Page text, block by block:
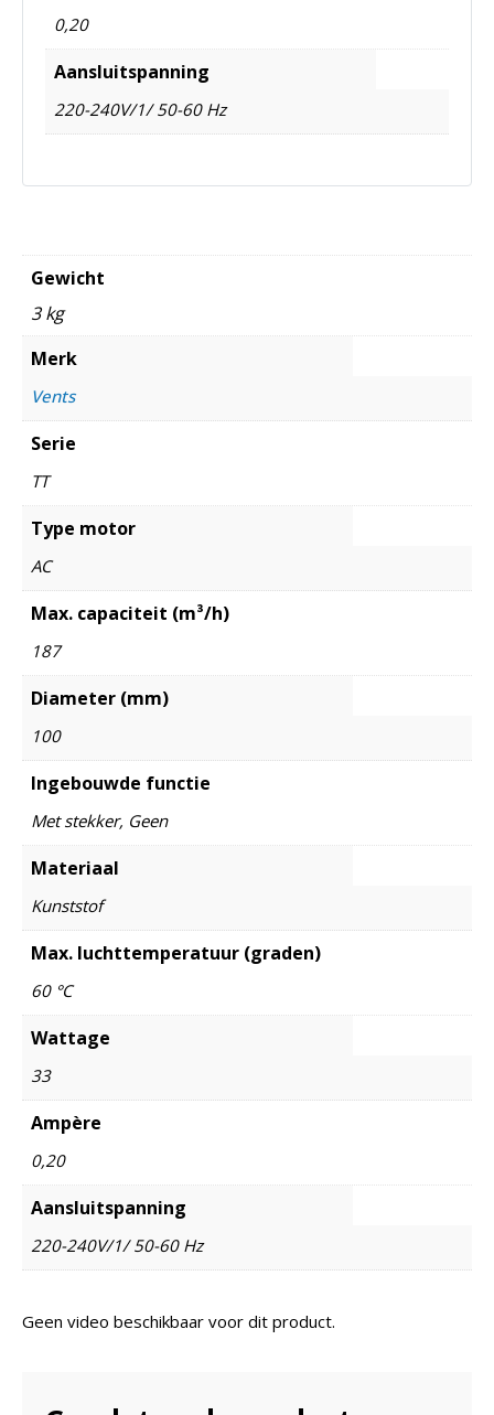
0,20
Aansluitspanning
220-240V/1/ 50-60 Hz
Gewicht
3 kg
Merk
Vents
Serie
TT
Type motor
AC
Max. capaciteit (m³/h)
187
Diameter (mm)
100
Ingebouwde functie
Met stekker, Geen
Materiaal
Kunststof
Max. luchttemperatuur (graden)
60 °C
Wattage
33
Ampère
0,20
Aansluitspanning
220-240V/1/ 50-60 Hz
Geen video beschikbaar voor dit product.